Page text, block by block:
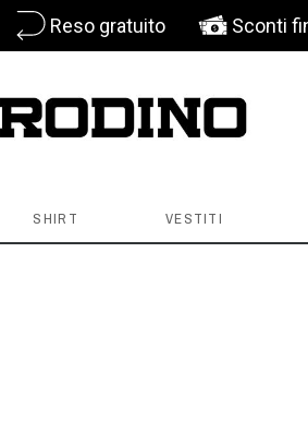
Reso gratuito Sconti
SHIRT VESTITI